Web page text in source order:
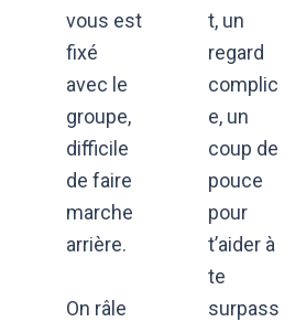
vous est
fixé
avec le
groupe,
difficile
de faire
marche
arrière.
On râle
t, un
regard
complic
e, un
coup de
pouce
pour
t’aider à
te
surpass